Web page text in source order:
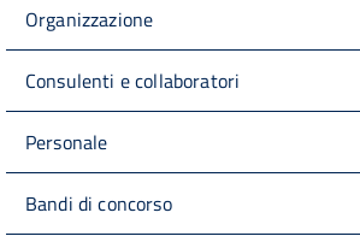
Organizzazione
Consulenti e collaboratori
Personale
Bandi di concorso